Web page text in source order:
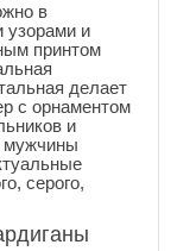
в
узорами и
принтом
делает
с орнаментом
и
мужчины
серого,